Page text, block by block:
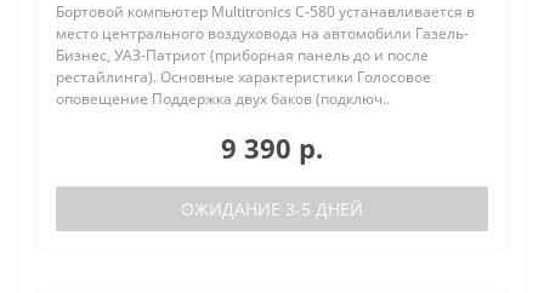
Бортовой компьютер Multitronics C-580 устанавливается в
место центрального воздуховода на автомобили Газель-
Бизнес, УАЗ-Патриот (приборная панель до и после
рестайлинга). Основные характеристики Голосовое
оповещение Поддержка двух баков (подключ..
9 390 р.
ОЖИДАНИЕ 3-5 ДНЕЙ